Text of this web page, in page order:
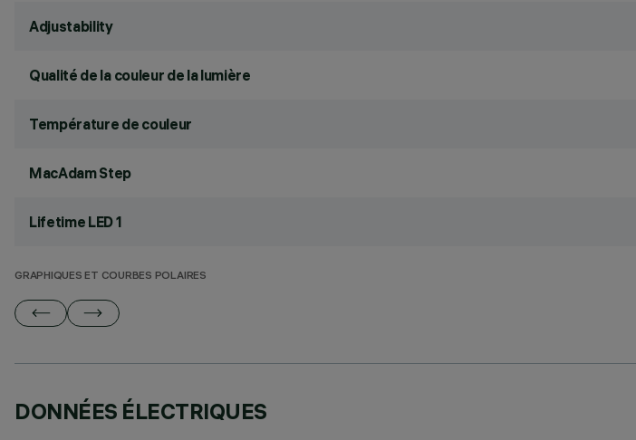
Adjustability
Qualité de la couleur de la lumière
Température de couleur
MacAdam Step
Lifetime LED 1
GRAPHIQUES ET COURBES POLAIRES
DONNÉES ÉLECTRIQUES